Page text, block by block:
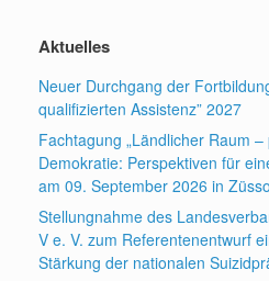
Aktuelles
Neuer Durchgang der
qualifizierten Assistenz” 2027
Fachtagung „Ländlicher Raum
Demokratie: Perspektiven für
am 09. September 2026 in
Stellungnahme des
V e. V. zum Referentenentwurf
Stärkung der nationalen